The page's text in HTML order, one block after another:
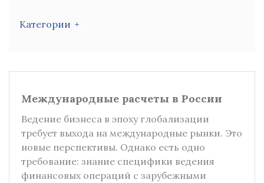
Международные расчеты в России
Ведение бизнеса в эпоху глобализации
требует выхода на международные рынки. Это
новые перспективы. Однако есть одно
требование: знание специфики ведения
финансовых операций с зарубежными
Категории